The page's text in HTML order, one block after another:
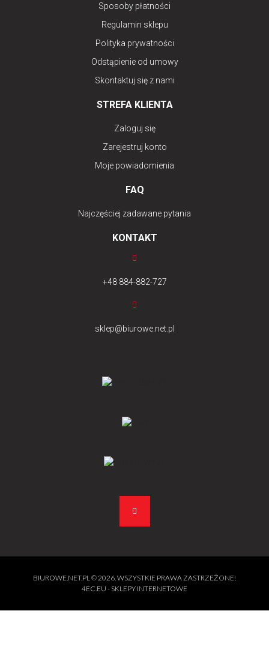
Sposoby płatności
Regulamin sklepu
Polityka prywatności
Odstąpienie od umowy
Skontaktuj się z nami
STREFA KLIENTA
Zaloguj się
Zarejestruj konto
Moje powiadomienia
FAQ
Najczęściej zadawane pytania
KONTAKT
+48 884-882-727
sklep@biurowe.net.pl
BIUROWE.NET.PL© 2026. WSZYSTKIE PRAWA ZASTRZEŻONE!
4EC.EU - SKLEPY INTERNETOWE